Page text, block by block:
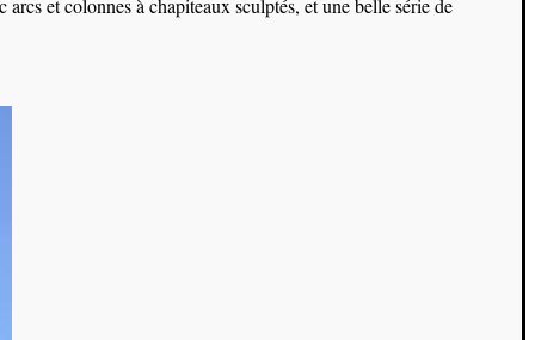
et colonnes à chapiteaux sculptés, et une belle série de